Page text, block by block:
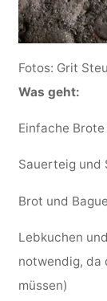
Fotos: Grit
Was geht:
Einfache
Sauerteig und
Brot und
Lebkuchen
notwendig, da
müssen)